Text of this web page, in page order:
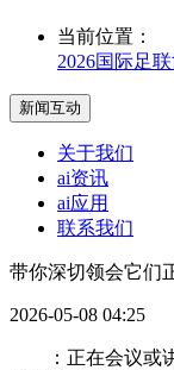
当前位置：
2026国际足
新闻互动
关于我们
ai资讯
ai应用
联系我们
带你深切领会它们
2026-05-08 04:25
：正在会议或讲